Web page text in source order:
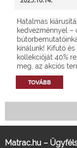
Hatalmas
kedvezménnyel –
kínálunk! Kifutó
kollekcióját 40%
meg, az akciós
TOVÁBB
Matrac.hu –